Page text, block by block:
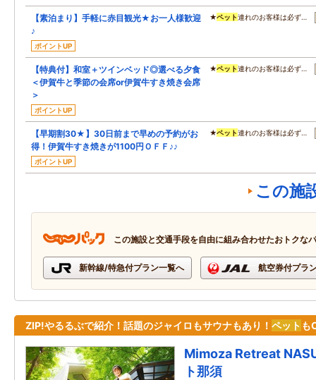
【素泊まり】手軽に赤目観光★お一人様歓迎
♪
ポイントUP
★ペット連れのお客様は必ず…
【特典付】和室＋ツインベッド◎選べる夕食
＜伊賀牛と季節の会席or伊賀牛すき焼き会席
＞
ポイントUP
★ペット連れのお客様は必ず…
【早期割30★】30日前まで早めの予約がお
得！伊賀牛すき焼きが1100円ＯＦＦ♪♪
ポイントUP
★ペット連れのお客様は必ず…
この施
この施設と交通手段を自由に組み合わせたおトクな
新幹線/特急付プラン一覧へ 航空券付プラ
ZIP!やるるぶで紹介！話題のジャイロもサウナもあり！ ペット も
Mimoza Retreat
ト那須